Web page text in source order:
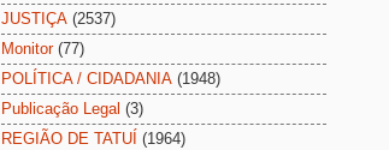
JUSTIÇA (2537)
Monitor (77)
POLÍTICA / CIDADANIA (1948)
Publicação Legal (3)
REGIÃO DE TATUÍ (1964)